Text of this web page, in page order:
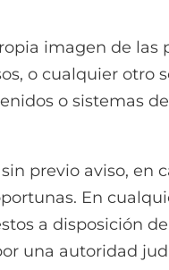
imagen de las
o cualquier otro
o sistemas
previo aviso, en
En
a disposición
una autoridad